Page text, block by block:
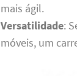
mais ágil.
Versatilidade:
móveis, um